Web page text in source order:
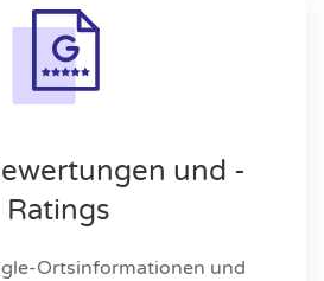
und -
Ratings
Ortsinformationen und